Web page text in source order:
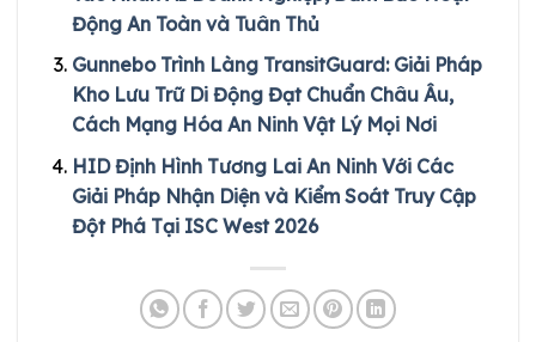
Động An Toàn và Tuân Thủ
Gunnebo Trình Làng TransitGuard: Giải Pháp
Kho Lưu Trữ Di Động Đạt Chuẩn Châu Âu,
Cách Mạng Hóa An Ninh Vật Lý Mọi Nơi
HID Định Hình Tương Lai An Ninh Với Các
Giải Pháp Nhận Diện và Kiểm Soát Truy Cập
Đột Phá Tại ISC West 2026